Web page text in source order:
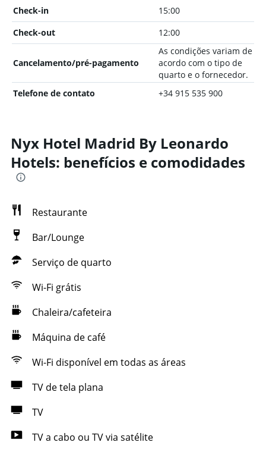
Check-in
15:00
Check-out
12:00
Cancelamento/pré-pagamento
As condições variam de
acordo com o tipo de
quarto e o fornecedor.
Telefone de contato
+34 915 535 900
Nyx Hotel Madrid By Leonardo
Hotels: benefícios e comodidades
Restaurante
Bar/Lounge
Serviço de quarto
Wi-Fi grátis
Chaleira/cafeteira
Máquina de café
Wi-Fi disponível em todas as áreas
TV de tela plana
TV
TV a cabo ou TV via satélite